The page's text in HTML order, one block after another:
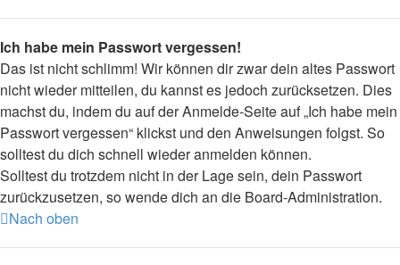
Ich habe mein Passwort vergessen!
Das ist nicht schlimm! Wir können dir zwar dein altes Passwort
nicht wieder mitteilen, du kannst es jedoch zurücksetzen. Dies
machst du, indem du auf der Anmelde-Seite auf „Ich habe mein
Passwort vergessen“ klickst und den Anweisungen folgst. So
solltest du dich schnell wieder anmelden können.
Solltest du trotzdem nicht in der Lage sein, dein Passwort
zurückzusetzen, so wende dich an die Board-Administration.
Nach oben